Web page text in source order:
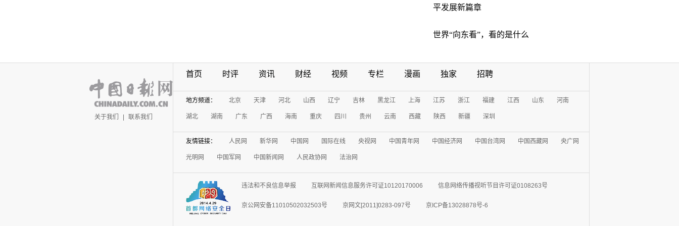
平发展新篇章
世界“向东看”，看的是什么
关于我们 联系我们
首页 时评 资讯 财经 视频 专栏 漫画 独家 招聘
地方频道： 北京 天津 河北 山西 辽宁 吉林 黑龙江 上海 江苏 浙江 福建 江西 山东 河南
湖北 湖南 广东 广西 海南 重庆 四川 贵州 云南 西藏 陕西 新疆 深圳
友情链接： 人民网 新华网 中国网 国际在线 央视网 中国青年网 中国经济网 中国台湾网 中国西藏网 央广网
光明网 中国军网 中国新闻网 人民政协网 法治网
违法和不良信息举报 互联网新闻信息服务许可证10120170006 信息网络传播视听节目许可证0108263号
京公网安备11010502032503号 京网文[2011]0283-097号 京ICP备13028878号-6